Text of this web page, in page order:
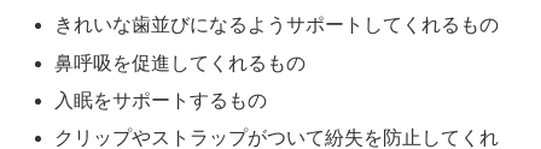
きれいな歯並びになるようサポートしてくれるもの
鼻呼吸を促進してくれるもの
入眠をサポートするもの
クリップやストラップがついて紛失を防止してくれ